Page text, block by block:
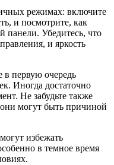
режимах: включите
и посмотрите, как
панели. Убедитесь, что
и яркость
в первую очередь
Иногда достаточно
Не забудьте также
могут быть причиной
избежать
в темное время